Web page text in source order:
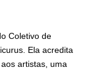
Coletivo de
Ela acredita
artistas, uma